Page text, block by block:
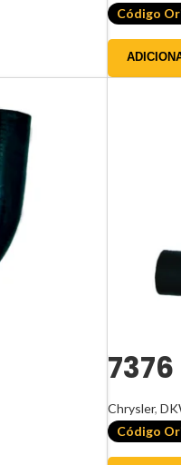
Código
7376
Chrysler,
Código